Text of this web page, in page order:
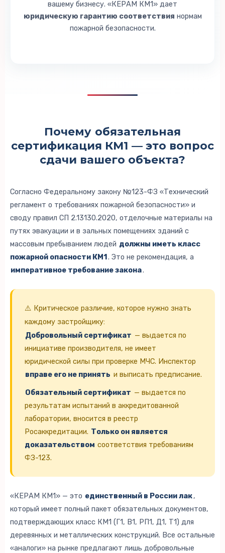
вашему бизнесу. «КЕРАМ КМ1» дает
юридическую гарантию соответствия нормам
пожарной безопасности.
Почему обязательная
сертификация КМ1 — это вопрос
сдачи вашего объекта?
Согласно Федеральному закону №123-ФЗ «Технический
регламент о требованиях пожарной безопасности» и
своду правил СП 2.13130.2020, отделочные материалы на
путях эвакуации и в зальных помещениях зданий с
массовым пребыванием людей должны иметь класс
пожарной опасности КМ1. Это не рекомендация, а
императивное требование закона.
⚠️ Критическое различие, которое нужно знать
каждому застройщику:
Добровольный сертификат — выдается по
инициативе производителя, не имеет
юридической силы при проверке МЧС. Инспектор
вправе его не принять и выписать предписание.
Обязательный сертификат — выдается по
результатам испытаний в аккредитованной
лаборатории, вносится в реестр
Росаккредитации. Только он является
доказательством соответствия требованиям
ФЗ-123.
«КЕРАМ КМ1» — это единственный в России лак,
который имеет полный пакет обязательных документов,
подтверждающих класс КМ1 (Г1, В1, РП1, Д1, Т1) для
деревянных и металлических конструкций. Все остальные
«аналоги» на рынке предлагают лишь добровольные